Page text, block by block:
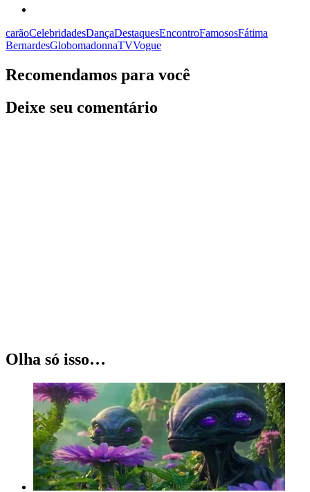
carãoCelebridadesDançaDestaquesEncontroFamososFátima
BernardesGlobomadonnaTVVogue
Recomendamos para você
Deixe seu comentário
Olha só isso…